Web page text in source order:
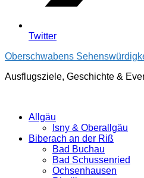
Twitter
Oberschwabens
Ausflugsziele, Geschichte &
Allgäu
Isny & Oberallgäu
Biberach an der Riß
Bad Buchau
Bad Schussenried
Ochsenhausen